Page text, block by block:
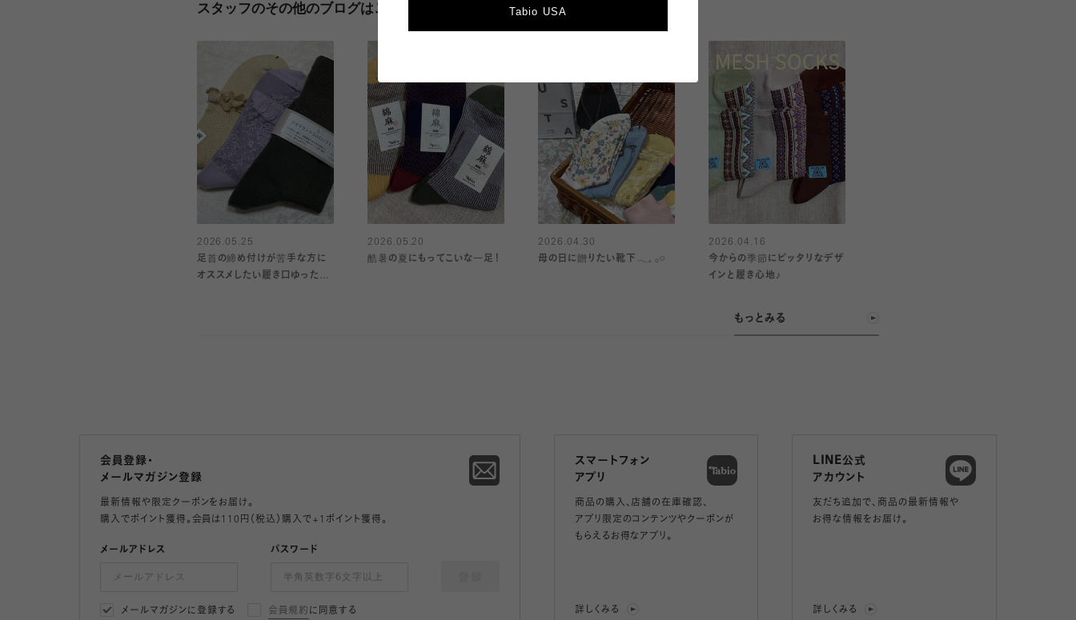
スタッフのその他のブログはこちら
2026.05.25
足首の締め付けが苦手な方に
オススメしたい履き口ゆったり
2026.05.20
酷暑の夏にもってこいな一足！
2026.04.30
母の日に贈りたい靴下𓂃𓈒 𓂂𓏸
2026.04.16
今からの季節にピッタリなデザ
インと履き心地♪
もっとみる
会員登録・
メールマガジン登録
最新情報や限定クーポンをお届け。
購入でポイント獲得。会員は110円（税込）購入で+1ポイント獲得。
メールアドレス パスワード
メールマガジンに登録する 会員規約 に同意する
スマートフォン
アプリ
商品の購入、店舗の在庫確認、
アプリ限定のコンテンツやクーポンが
もらえるお得なアプリ。
詳しくみる
LINE公式
アカウント
友だち追加で、 商品の最新情報や
お得な情報をお届け。
詳しくみる
Tabio USA